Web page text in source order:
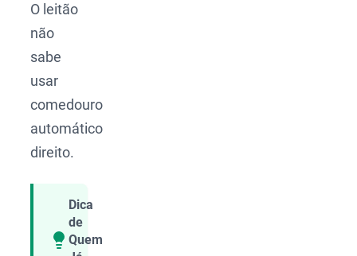
O leitão
não
sabe
usar
comedouro
automático
direito.
Dica
de
Quem